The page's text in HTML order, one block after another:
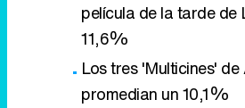
película de la tarde de
11,6%
Los tres 'Multicines'
promedian un 10,1%